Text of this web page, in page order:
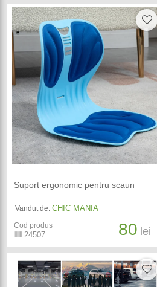
Suport ergonomic pentru scaun
Vandut de: CHIC MANIA
Cod produs
24507 80 lei